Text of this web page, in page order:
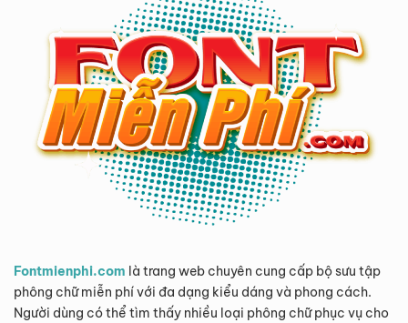
Fontmienphi.com là trang web chuyên cung cấp bộ sưu tập
phông chữ miễn phí với đa dạng kiểu dáng và phong cách.
Người dùng có thể tìm thấy nhiều loại phông chữ phục vụ cho